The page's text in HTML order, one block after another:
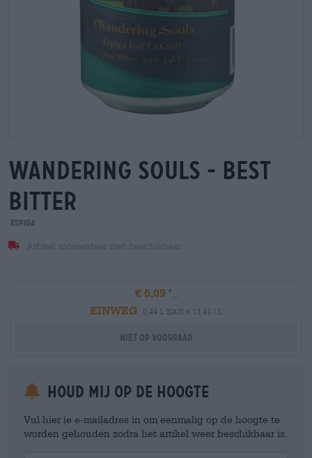
wandering souls - best
bitter
Espiga
Artikel momenteel niet beschikbaar
€ 6,09
EINWEG
0,44 L KAN € 13,41 / L
Niet op voorraad
Houd mij op de hoogte
Vul hier je e-mailadres in om eenmalig op de hoogte te
worden gehouden zodra het artikel weer beschikbaar is.